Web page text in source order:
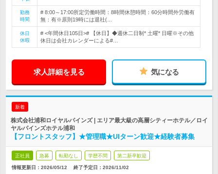
勤務
時間
# 8:00～17:00所定労働時間：8時間休憩時間：60分時間外労働有
無：有※原則19時には退社(…
休日
休暇
# <年間休日105日># 【休日】◆週休二日制* 土曜* 日曜※その他
休日は会社カレンダーによる#…
求人詳細を見る 気になる
新着
株式会社浦和ロイヤルパインズ | エリア最大級の高層シティーホテル／ロイ
ヤルパインズホテル浦和
【フロントスタッフ】★管理職★UIターン歓迎★経験者募集
正社員 急募 転勤なし 学歴不問 第二新卒歓迎
情報更新日：2026/05/12 終了予定日： 2026/11/02